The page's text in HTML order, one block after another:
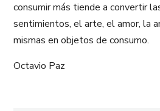
consumir más tiende a convertir
sentimientos, el arte, el amor, la
mismas en objetos de consumo.
Octavio Paz